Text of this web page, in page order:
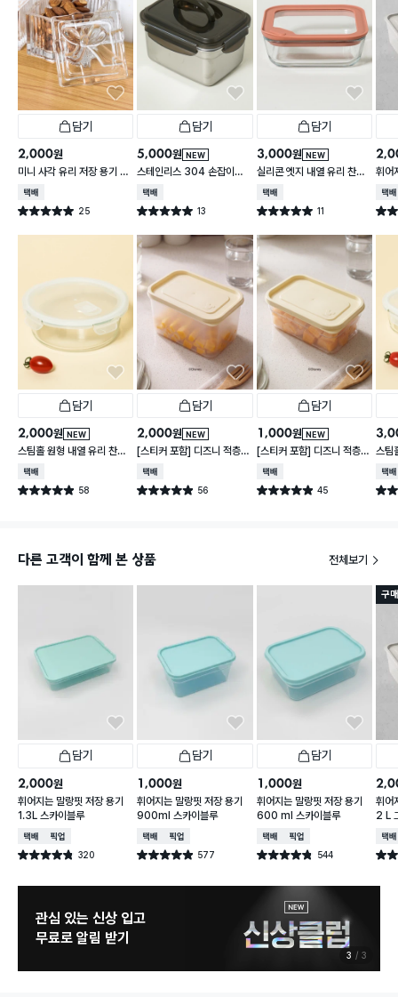
담기
2,000원
미니 사각 유리 저장 용기 13
0 ml
택배배송
별점 5.0점 25
건 작성
담기
NEW
5,000원
스테인리스 304 손잡이형
대용량 찬통 2.2 L
택배배송
별점 5.0점 13
건 작성
담기
NEW
3,000원
실리콘 엣지 내열 유리 찬통
550 ml
택배배송
별점 5.0점 11
건 작성
휘어
2 L
택배
별점
담기
NEW
2,000원
스팀홀 원형 내열 유리 찬통
1 L
택배배송
별점 4.9점 58
건 작성
담기
NEW
2,000원
[스티커 포함] 디즈니 적층
가능한 말랑핏 2.7 L 아이보
택배배송
별점 4.9점 56
건 작성
담기
NEW
1,000원
[스티커 포함] 디즈니 적층
가능한 말랑핏 600 ml 아
이보리
택배배송
별점 4.9점 45
건 작성
스팀
통
택배
별점
다른 고객이 함께 본 상품 전체보기
담기
2,000원
휘어지는 말랑핏 저장 용기
1.3L 스카이블루
택배배송매장픽업
별점 4.8점 320
건 작성
담기
1,000원
휘어지는 말랑핏 저장 용기
900ml 스카이블루
택배배송매장픽업
별점 4.9점 577
건 작성
담기
1,000원
휘어지는 말랑핏 저장 용기
600 ml 스카이블루
택배배송매장픽업
별점 4.8점 544
건 작성
구
휘어
2 L
택배
별점
관심 있는 신상 입고
무료로 알림 받기
3 3